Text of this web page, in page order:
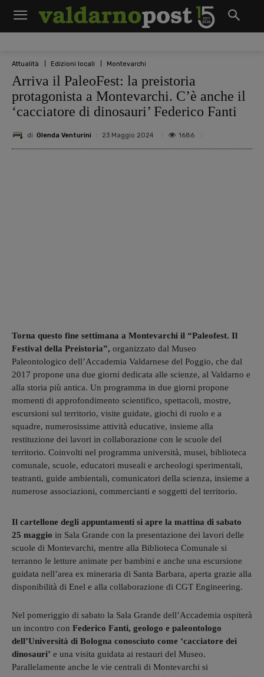
Attualità Edizioni locali Montevarchi
Arriva il PaleoFest: la preistoria
protagonista a Montevarchi. C’è anche il
‘cacciatore di dinosauri’ Federico Fanti
di Glenda Venturini 23 Maggio 2024 1686
Torna questo fine settimana a Montevarchi il “Paleofest. Il
Festival della Preistoria”, organizzato dal Museo
Paleontologico dell’Accademia Valdarnese del Poggio, che dal
2017 propone una due giorni dedicata alle scienze, al Valdarno e
alla storia più antica. Un programma in due giorni propone
momenti di approfondimento scientifico, spettacoli, mostre,
escursioni sul territorio, visite guidate, giochi di ruolo e a
squadre, numerosissime attività educative, insieme alla
restituzione dei lavori in collaborazione con le scuole del
territorio. Coinvolti nel programma università, musei, biblioteca
comunale, scuole, educatori museali e archeologi sperimentali,
teatranti, guide ambientali, comunicatori della scienza, insieme a
numerose associazioni, commercianti e soggetti del territorio.
Il cartellone degli appuntamenti si apre la mattina di sabato
25 maggio in Sala Grande con la presentazione dei lavori delle
scuole di Montevarchi, mentre alla Biblioteca Comunale si
terranno le letture animate per bambini e anche una escursione
guidata nell’area ex mineraria di Santa Barbara, aperta grazie alla
disponibilità di Enel e alla collaborazione di CGT Engineering.
Nel pomeriggio di sabato la Sala Grande dell’Accademia ospiterà
un incontro con Federico Fanti, geologo e paleontologo
dell’Università di Bologna conosciuto come ‘cacciatore dei
dinosauri’ e una visita guidata ai restauri del Museo.
Parallelamente anche le vie centrali di Montevarchi si